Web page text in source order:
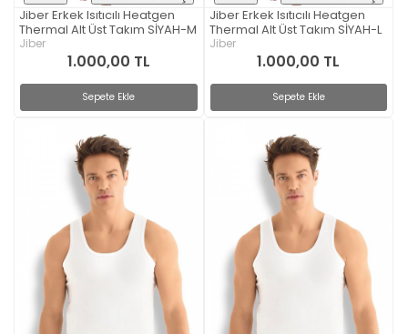
Jiber Erkek Isıtıcılı Heatgen
Thermal Alt Üst Takım SİYAH-M
Jiber
1.000,00 TL
Sepete Ekle
Jiber Erkek Isıtıcılı Heatgen
Thermal Alt Üst Takım SİYAH-L
Jiber
1.000,00 TL
Sepete Ekle